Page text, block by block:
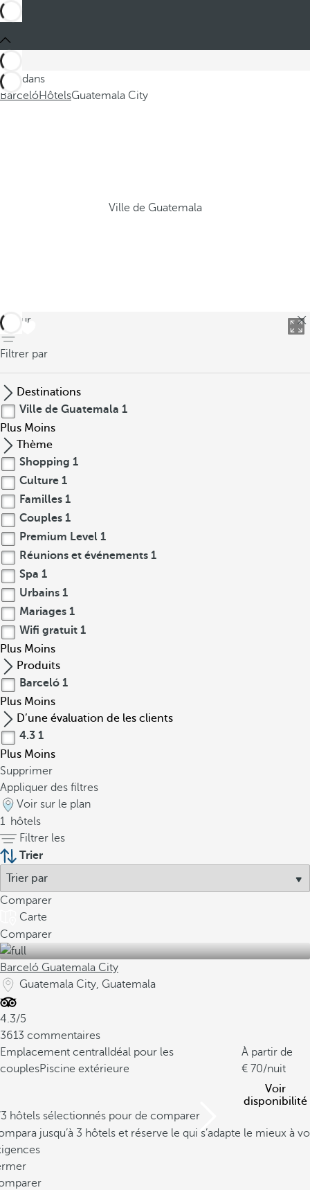
Ces dans
BarcelóHôtelsGuatemala City
Ville de Guatemala
retour
Filtrer par
Destinations
Ville de Guatemala 1
Plus Moins
Thème
Shopping 1
Culture 1
Familles 1
Couples 1
Premium Level 1
Réunions et événements 1
Spa 1
Urbains 1
Mariages 1
Wifi gratuit 1
Plus Moins
Produits
Barceló 1
Plus Moins
D’une évaluation de les clients
4.3 1
Plus Moins
Supprimer
Appliquer des filtres
Voir sur le plan
1 hôtels
Filtrer les
Trier
Comparer
Carte
Comparer
Barceló Guatemala City
Guatemala City, Guatemala
4.3/5
3613 commentaires
Emplacement central Idéal pour les
couplesPiscine extérieure
À partir de
70/nuit
Voir
disponibilité
hôtels sélectionnés pour de comparer
jusqu’à 3 hôtels et réserve le qui s’adapte le mieux à